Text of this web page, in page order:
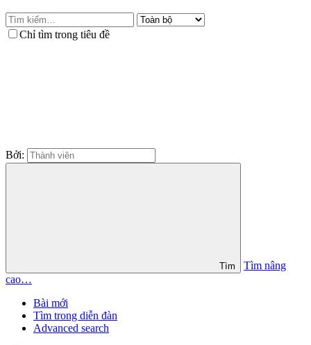
Chỉ tìm trong tiêu đề
Bởi:
Tìm
Tìm nâng
cao…
Bài mới
Tìm trong diễn đàn
Advanced search